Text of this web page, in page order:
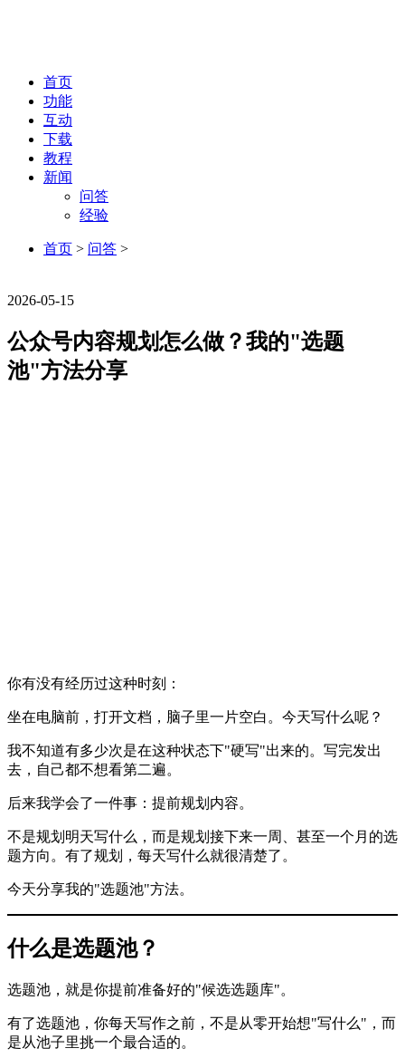
首页
功能
互动
下载
教程
新闻
问答
经验
首页 > 问答 >
2026-05-15
公众号内容规划怎么做？我的"选题
池"方法分享
你有没有经历过这种时刻：
坐在电脑前，打开文档，脑子里一片空白。今天写什么呢？
我不知道有多少次是在这种状态下"硬写"出来的。写完发出
去，自己都不想看第二遍。
后来我学会了一件事：提前规划内容。
不是规划明天写什么，而是规划接下来一周、甚至一个月的选
题方向。有了规划，每天写什么就很清楚了。
今天分享我的"选题池"方法。
什么是选题池？
选题池，就是你提前准备好的"候选选题库"。
有了选题池，你每天写作之前，不是从零开始想"写什么"，而
是从池子里挑一个最合适的。